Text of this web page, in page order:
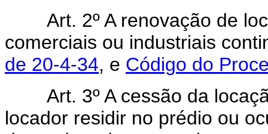
Art. 2º A renovação de
comerciais ou industriais
de 20-4-34, e Código do
Art. 3º A cessão da
locador residir no prédio ou